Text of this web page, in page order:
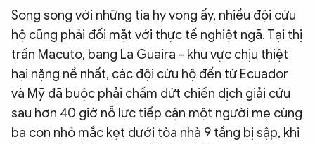
Song song với những tia hy vọng ấy, nhiều đội cứu
hộ cũng phải đối mặt với thực tế nghiệt ngã. Tại thị
trấn Macuto, bang La Guaira - khu vực chịu thiệt
hại nặng nề nhất, các đội cứu hộ đến từ Ecuador
và Mỹ đã buộc phải chấm dứt chiến dịch giải cứu
sau hơn 40 giờ nỗ lực tiếp cận một người mẹ cùng
ba con nhỏ mắc kẹt dưới tòa nhà 9 tầng bị sập, khi